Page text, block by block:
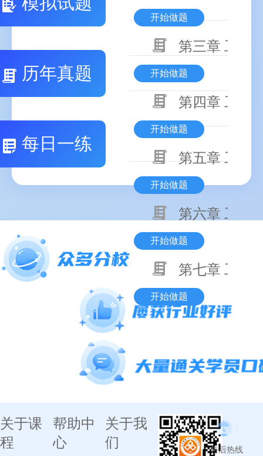
历年真题
每日一练
开始做题
第三章 工程
开始做题
第四章 工程
开始做题
第五章 工程
开始做题
第六章 工程
开始做题
第七章 工程
开始做题
关于课
程
帮助中
心
关于我
们
售后热线